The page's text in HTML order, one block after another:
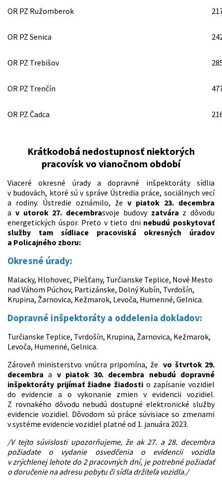
OR PZ Ružomberok
OR PZ Senica
OR PZ Trebišov
OR PZ Trenčín
OR PZ Čadca
Krátkodobá nedostupnosť niektorých
pracovísk vo vianočnom období
Viaceré okresné úrady a dopravné inšpektoráty sídlia
v budovách, ktoré sú v správe Ústredia práce, sociálnych vecí
a rodiny. Ústredie oznámilo, že v piatok 23. decembra
a v utorok 27. decembrasvoje budovy zatvára z dôvodu
energetických úspor. Preto v tieto dni nebudú poskytovať
služby tam sídliace pracoviská okresných úradov
a Policajného zboru:
Okresné úrady:
Malacky, Hlohovec, Piešťany, Turčianske Teplice, Nové Mesto
nad Váhom Púchov, Partizánske, Dolný Kubín, Tvrdošín,
Krupina, Žarnovica, Kežmarok, Levoča, Humenné, Gelnica.
Dopravné inšpektoráty a oddelenia dokladov:
Turčianske Teplice, Tvrdošín, Krupina, Žarnovica, Kežmarok,
Levoča, Humenné, Gelnica.
Zároveň ministerstvo vnútra pripomína, ževo štvrtok 29.
decembra a v piatok 30. decembra nebudú dopravné
inšpektoráty prijímať žiadne žiadosti o zapísanie vozidiel
do evidencie a o vykonanie zmien v evidencii vozidiel.
Z rovnakého dôvodu nebudú dostupné elektronické služby
evidencie vozidiel. Dôvodom sú práce súvisiace so zmenami
v systéme evidencie vozidiel platné od 1. januára 2023.
/V tejto súvislosti upozorňujeme, že ak 27. a 28. decembra
požiadate o vydanie osvedčenia o evidencii vozidla
v zrýchlenej lehote do 2 pracovných dní, je potrebné požiadať
o doručenie na adresu pobytu či sídla držiteľa vozidla./